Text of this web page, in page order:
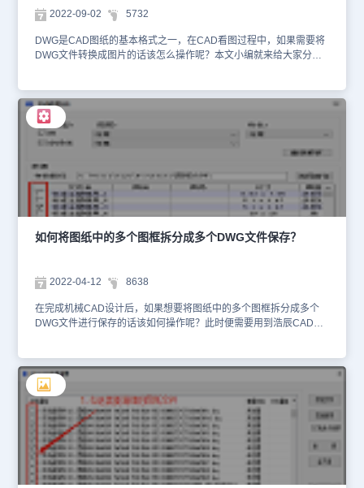
左上角的【打开】，在打开的【选择文件】对话框中选择需要打开的
dwg文件，点击【打开】即可。这种方式的优点是可以正常编辑打开
的dwg文件。本文小编给大家分享了dwg文件的四种方式，有需要的
小伙伴们来看看吧！
2022-09-02 5732
DWG是CAD图纸的基本格式之一，在CAD看图过程中，如果需要将
DWG文件转换成图片的话该怎么操作呢？本文小编就来给大家分享
打开DWG文件，然后在菜单栏中点击切换至【文件】选项卡，点击
【输出图片】。如下图所示： 根据系统提示在绘图区域框选需要输
出为图片的范围。如下图所示： 确定输出范围后会弹出【输出图
片】对话框，根据自身实际需求设置背景颜色、输出格式、输出精度
以及图纸颜色。如下图所示： 设置完成后后，点击【确定】会弹出
【创建光栅文件】对话框，选择输出后图片的保存位置和文件名称后
点击【保存】按钮即可。如下图所示： 在浩辰CAD看图王电脑版中
通过以上几个简单的步骤便可以将DWG文件转换成图片格式，你学
会了吗？浩辰CAD看图王更多功能介绍和应用操作小编会在后续的
CAD教程文章中给大家逐一介绍，对此感兴趣的设计师小伙伴们一定
要关注浩辰CAD官网教程专区哦！
如何将图纸中的多个图框拆分成多个DWG文件保存？
2022-04-12 8638
在完成机械CAD设计后，如果想要将图纸中的多个图框拆分成多个
DWG文件进行保存的话该如何操作呢？此时便需要用到浩辰CAD机
个DWG文件保存的具体操作步骤吧！CAD拆图备档步骤：首先在浩
辰CAD机械软件中打开需要操作的图纸文件，在菜单栏中调用【浩辰
机械（M）】—【扩展工具】—【拆图备档】或输入CTBD命令。如
下图所示：执行命令后即可调出【拆解图纸】对话框，在其中设置过
滤条件以及拆分后DWG文件的存放路径后，点击【全选】或者【部
分选择】按钮。如下图所示：完成实体数据解析后，列表中便会显示
可以拆分的图框，在其中取消勾选不需要拆分的图框后点击【拆分】
按钮即可。如下图所示：拆分完成后，软件会跳出提示：拆分完成。
最后在DWG文件存放路径中便可以找到拆分后的图纸文件。如下图